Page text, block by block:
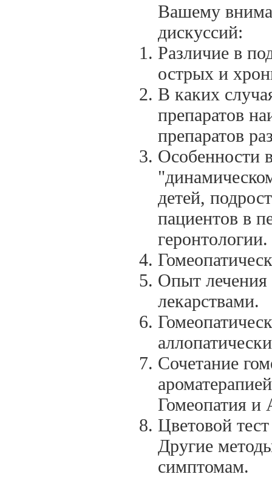
Вашему
дискуссий:
Различие в
острых и
В каких
препаратов
препаратов
Особенности
детей,
пациентов в
геронтологии.
Опыт лечения
лекарствами.
Сочетание
Гомеопатия и
Цветовой
Другие
симптомам.